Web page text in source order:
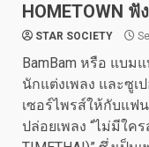
HOMETOWN
STAR SOCIETY
BamBam หรือ แบ
นักแต่งเพลง และซูเ
เซอร์ไพรส์ให้กับแฟ
ปล่อยเพลง “ไม่มีใค